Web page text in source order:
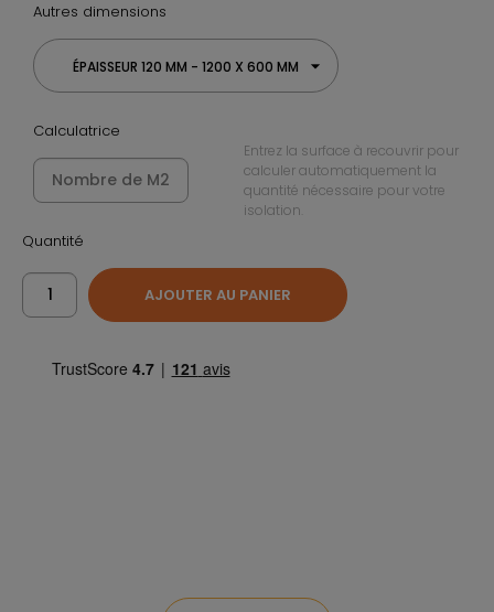
Autres dimensions
ÉPAISSEUR 120 MM - 1200 X 600 MM
Calculatrice
Entrez la surface à recouvrir pour
calculer automatiquement la
quantité nécessaire pour votre
isolation.
Quantité
AJOUTER AU PANIER